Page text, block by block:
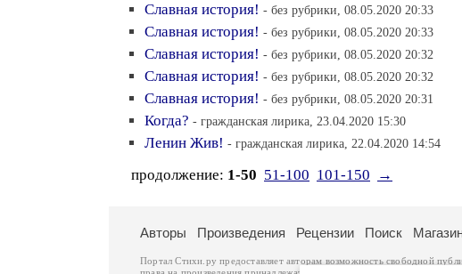
Славная история! - без рубрики, 08.05.2020 20:33
Славная история! - без рубрики, 08.05.2020 20:33
Славная история! - без рубрики, 08.05.2020 20:32
Славная история! - без рубрики, 08.05.2020 20:32
Славная история! - без рубрики, 08.05.2020 20:31
Когда? - гражданская лирика, 23.04.2020 15:30
Ленин Жив! - гражданская лирика, 22.04.2020 14:54
продолжение: 1-50 51-100 101-150 →
Авторы Произведения Рецензии Поиск
Портал Стихи.ру предоставляет авторам возможность свободной